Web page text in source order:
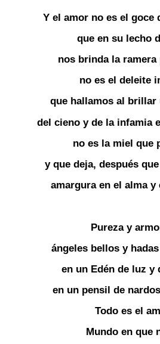
Y el amor no es el goce
que en su lecho
nos brinda la ramera
no es el deleite
que hallamos al brillar
del cieno y de la infamia
no es la miel que
y que deja, después
amargura en el alma
Pureza y
ángeles bellos y
en un Edén de luz y
en un pensil de
Todo es el
Mundo en que